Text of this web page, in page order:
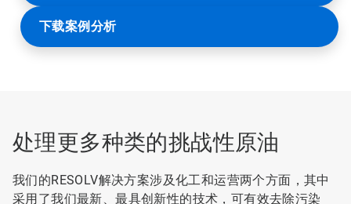
下载案例分析
处理更多种类的挑战性原油
我们的RESOLV解决方案涉及化工和运营两个方面，其中
采用了我们最新、最具创新性的技术，可有效去除污染